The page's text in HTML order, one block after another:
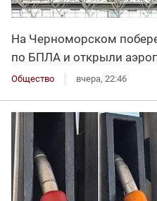
На Черноморском
по БПЛА и открыли
Общество вчера, 22:46